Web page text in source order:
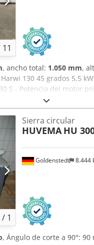
11
, ancho total: 1.050 mm,
130 45 grados 5,5
S - Potencia del motor
30 - Diámetro mínimo
450 - Longitud de la
mínima [°]: 0 -
[A]: 16 - Potencia
x alto) - Peso de
indicado no incluye el
Entrega y aceptación de
industrial Yorick
/ 1
Goldenstedt 8.444
Sierra circular
HUVEMA HU
, Ángulo de corte a 90°: